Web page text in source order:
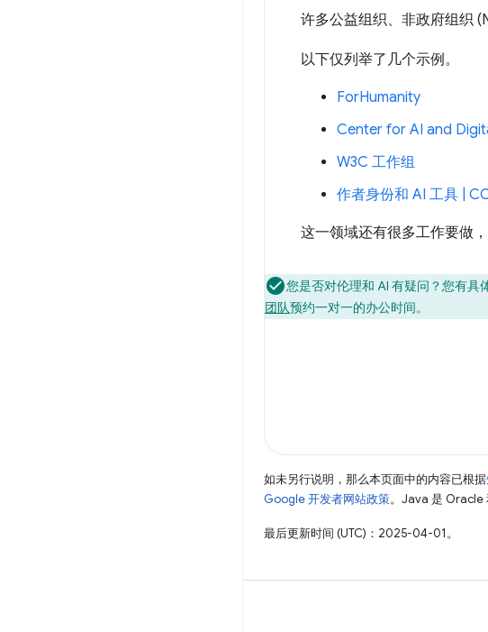
许多公益组织、非政府组织
以下仅列举了几个示例。
ForHumanity
Center for AI and
W3C 工作组
作者身份和 AI 工具 |
这一领域还有很多工作要做
您是否对伦理和 AI 有疑问？您有具
团队预约一对一的办公时间。
如未另行说明，那么本页面中的内容已根据
Google 开发者网站政策。Java 是 Oracle
最后更新时间 (UTC)：2025-04-01。